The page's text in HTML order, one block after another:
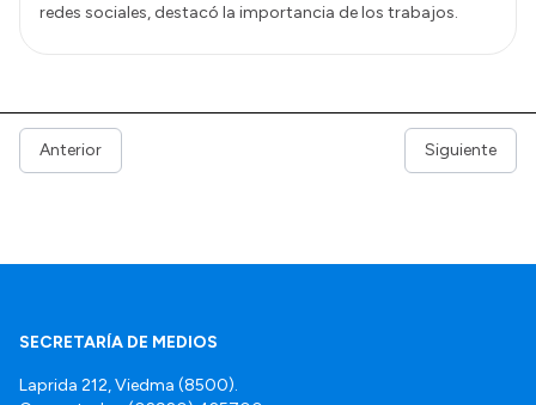
redes sociales, destacó la importancia de los trabajos.
Anterior Siguiente
SECRETARÍA DE MEDIOS
Laprida 212, Viedma (8500).